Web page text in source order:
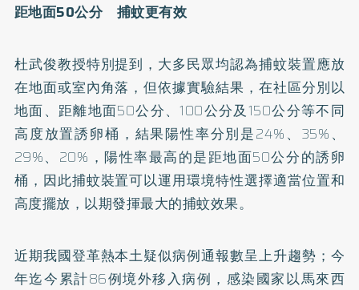
距地面50公分 捕蚊更有效
杜武俊教授特別提到，大多民眾均認為捕蚊裝置應放
在地面或室內角落，但依據實驗結果，在社區分別以
地面、距離地面50公分、100公分及150公分等不同
高度放置誘卵桶，結果陽性率分別是24%、35%、
29%、20%，陽性率最高的是距地面50公分的誘卵
桶，因此捕蚊裝置可以運用環境特性選擇適當位置和
高度擺放，以期發揮最大的捕蚊效果。
近期我國登革熱本土疑似病例通報數呈上升趨勢；今
年迄今累計86例境外移入病例，感染國家以馬來西